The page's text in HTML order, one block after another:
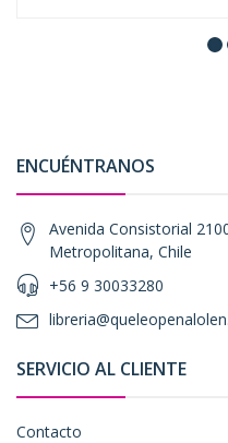
ENCUÉNTRANOS
Avenida Consistorial
Metropolitana, Chile
+56 9 30033280
SERVICIO AL CLIENTE
Contacto